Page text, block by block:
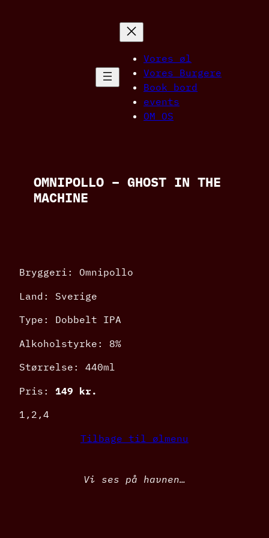
Vores øl
Vores Burgere
Book bord
events
OM OS
OMNIPOLLO – GHOST IN THE
MACHINE
Bryggeri: Omnipollo
Land: Sverige
Type: Dobbelt IPA
Alkoholstyrke: 8%
Størrelse: 440ml
Pris: 149 kr.
1,2,4
Tilbage til ølmenu
Vi ses på havnen…